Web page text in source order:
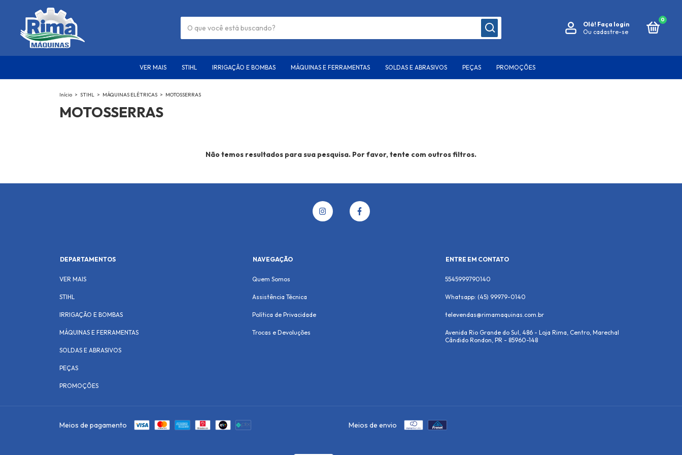
Olá! Faça login
Ou cadastre-se
0
VER MAIS STIHL IRRIGAÇÃO E BOMBAS MÁQUINAS E FERRAMENTAS SOLDAS E ABRASIVOS PEÇAS PROMOÇÕES
Início > STIHL > MÁQUINAS ELÉTRICAS > MOTOSSERRAS
MOTOSSERRAS
Não temos resultados para sua pesquisa. Por favor, tente com outros filtros.
DEPARTAMENTOS
VER MAIS
STIHL
IRRIGAÇÃO E BOMBAS
MÁQUINAS E FERRAMENTAS
SOLDAS E ABRASIVOS
PEÇAS
PROMOÇÕES
NAVEGAÇÃO
Quem Somos
Assistência Técnica
Política de Privacidade
Trocas e Devoluções
ENTRE EM CONTATO
5545999790140
Whatsapp: (45) 99979-0140
televendas@rimamaquinas.com.br
Avenida Rio Grande do Sul, 486 - Loja Rima, Centro, Marechal
Cândido Rondon, PR - 85960-148
Meios de pagamento Meios de envio